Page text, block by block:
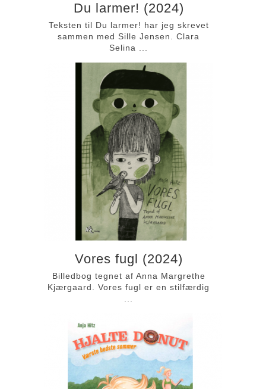
Du larmer! (2024)
Teksten til Du larmer! har jeg skrevet
sammen med Sille Jensen. Clara
Selina ...
Vores fugl (2024)
Billedbog tegnet af Anna Margrethe
Kjærgaard. Vores fugl er en stilfærdig